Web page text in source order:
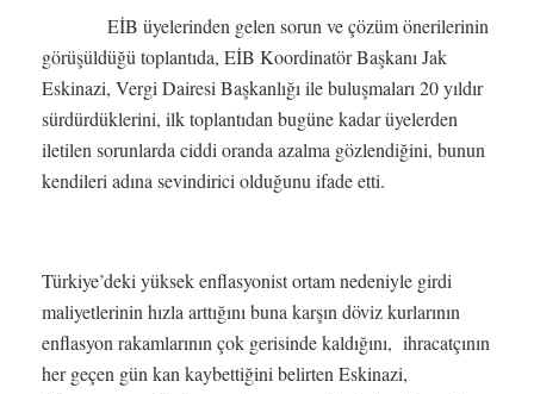
EİB üyelerinden gelen sorun ve çözüm önerilerinin
görüşüldüğü toplantıda, EİB Koordinatör Başkanı Jak
Eskinazi, Vergi Dairesi Başkanlığı ile buluşmaları 20 yıldır
sürdürdüklerini, ilk toplantıdan bugüne kadar üyelerden
iletilen sorunlarda ciddi oranda azalma gözlendiğini, bunun
kendileri adına sevindirici olduğunu ifade etti.
Türkiye’deki yüksek enflasyonist ortam nedeniyle girdi
maliyetlerinin hızla arttığını buna karşın döviz kurlarının
enflasyon rakamlarının çok gerisinde kaldığını, ihracatçının
her geçen gün kan kaybettiğini belirten Eskinazi,